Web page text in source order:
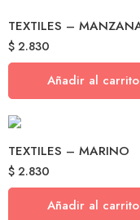
$2.830
Añadir al carrito
TEXTILES – MARINO
$2.830
Añadir al carrito